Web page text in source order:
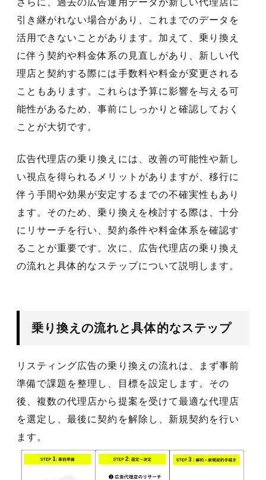
さらに、過去の広告運用データが新しい代理店に
引き継がれない場合があり、これまでのデータを
活用できないことがあります。加えて、乗り換え
に伴う契約や料金体系の見直しがあり、新しい代
理店と契約する際には手数料や料金が変更される
こともあります。これらは予算に影響を与える可
能性があるため、事前にしっかりと確認しておく
ことが大切です。
広告代理店の乗り換えには、改善の可能性や新し
い視点を得られるメリットがありますが、移行に
伴う手間や効果が安定するまでの不確実性もあり
ます。そのため、乗り換えを検討する際は、十分
にリサーチを行い、契約条件や料金体系を確認す
ることが重要です。次に、広告代理店の乗り換え
の流れと具体的なステップについて説明します。
乗り換えの流れと具体的なステップ
リスティング広告の乗り換えの流れは、まず事前
準備で課題を整理し、目標を設定します。その
後、複数の代理店から提案を受けて最適な代理店
を選定し、最後に契約を解除し、新規契約を行い
ます。